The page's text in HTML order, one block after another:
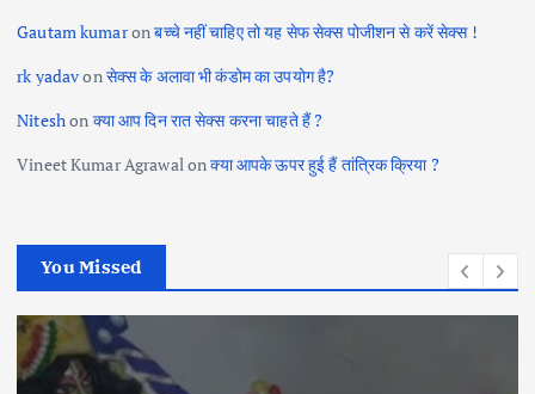
Gautam kumaronबच्चे नहीं चाहिए तो यह सेफ सेक्स पोजीशन से करें सेक्स !
rk yadavonसेक्स के अलावा भी कंडोम का उपयोग है?
Nitesh on क्या आप दिन रात सेक्स करना चाहते हैं ?
Vineet Kumar Agrawal onक्या आपके ऊपर हुई हैं तांत्रिक क्रिया ?
You Missed